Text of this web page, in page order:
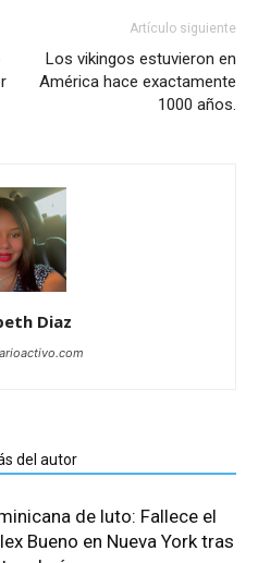
Artículo siguiente
Los vikingos estuvieron en
América hace exactamente
1000 años.
Diaz
del autor
de luto: Fallece el
Bueno en Nueva York tras